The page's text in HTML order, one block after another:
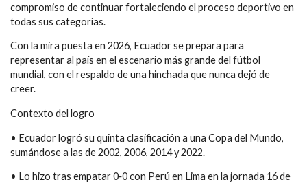
compromiso de continuar fortaleciendo el proceso deportivo en
todas sus categorías.
Con la mira puesta en 2026, Ecuador se prepara para
representar al país en el escenario más grande del fútbol
mundial, con el respaldo de una hinchada que nunca dejó de
creer.
Contexto del logro
• Ecuador logró su quinta clasificación a una Copa del Mundo,
sumándose a las de 2002, 2006, 2014 y 2022.
• Lo hizo tras empatar 0‑0 con Perú en Lima en la jornada 16 de